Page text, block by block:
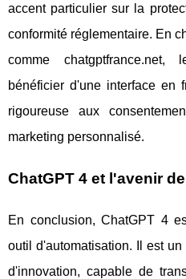
accent particulier sur la
conformité réglementaire. En
comme chatgptfrance.net,
bénéficier d'une interface en
rigoureuse aux
marketing personnalisé.
ChatGPT 4 et l'avenir
En conclusion, ChatGPT 4
outil d'automatisation. Il est
d'innovation, capable de